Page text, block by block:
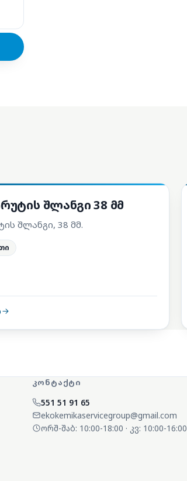
და ნაწილებიშლანგი 38 მმ
შლანგი, 38 მმ.
ᲙᲝᲜᲢᲐᲥᲢᲘ
551 51 91 65
ekokemikaservicegroup@gmail.com
ორშ-შაბ: 10:00-18:00 · კვ: 10:00-16:00